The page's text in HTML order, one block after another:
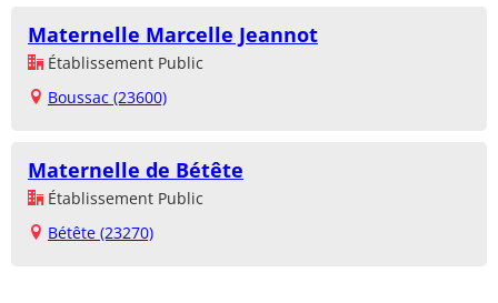
Maternelle Marcelle Jeannot
Établissement Public
Boussac (23600)
Maternelle de Bétête
Établissement Public
Bétête (23270)